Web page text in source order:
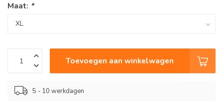
Maat: *
Toevoegen aan winkelwagen
5 - 10 werkdagen